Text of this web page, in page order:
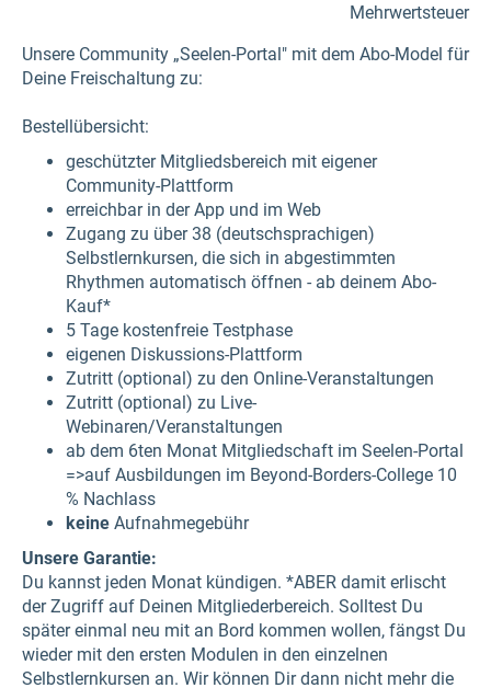
Mehrwertsteuer
Unsere Community „Seelen-Portal" mit dem Abo-Model für
Deine Freischaltung zu:
Bestellübersicht:
geschützter Mitgliedsbereich mit eigener
Community-Plattform
erreichbar in der App und im Web
Zugang zu über 38 (deutschsprachigen)
Selbstlernkursen, die sich in abgestimmten
Rhythmen automatisch öffnen - ab deinem Abo-
Kauf*
5 Tage kostenfreie Testphase
eigenen Diskussions-Plattform
Zutritt (optional) zu den Online-Veranstaltungen
Zutritt (optional) zu Live-
Webinaren/Veranstaltungen
ab dem 6ten Monat Mitgliedschaft im Seelen-Portal
=>auf Ausbildungen im Beyond-Borders-College 10
% Nachlass
keine Aufnahmegebühr
Unsere Garantie:
Du kannst jeden Monat kündigen. *ABER damit erlischt
der Zugriff auf Deinen Mitgliederbereich. Solltest Du
später einmal neu mit an Bord kommen wollen, fängst Du
wieder mit den ersten Modulen in den einzelnen
Selbstlernkursen an. Wir können Dir dann nicht mehr die